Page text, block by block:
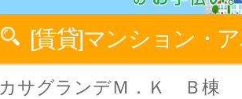
[賃貸]マンション・
カサグランデＭ．Ｋ Ｂ棟